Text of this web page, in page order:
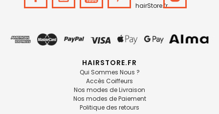
HAIRSTORE.FR
Qui Sommes Nous ?
Accès Coiffeurs
Nos modes de Livraison
Nos modes de Paiement
Politique des retours